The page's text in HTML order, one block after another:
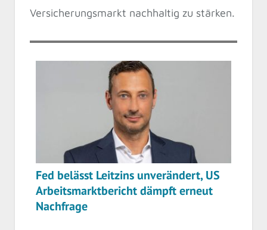
Versicherungsmarkt nachhaltig zu stärken.
Fed belässt Leitzins unverändert, US
Arbeitsmarktbericht dämpft erneut
Nachfrage